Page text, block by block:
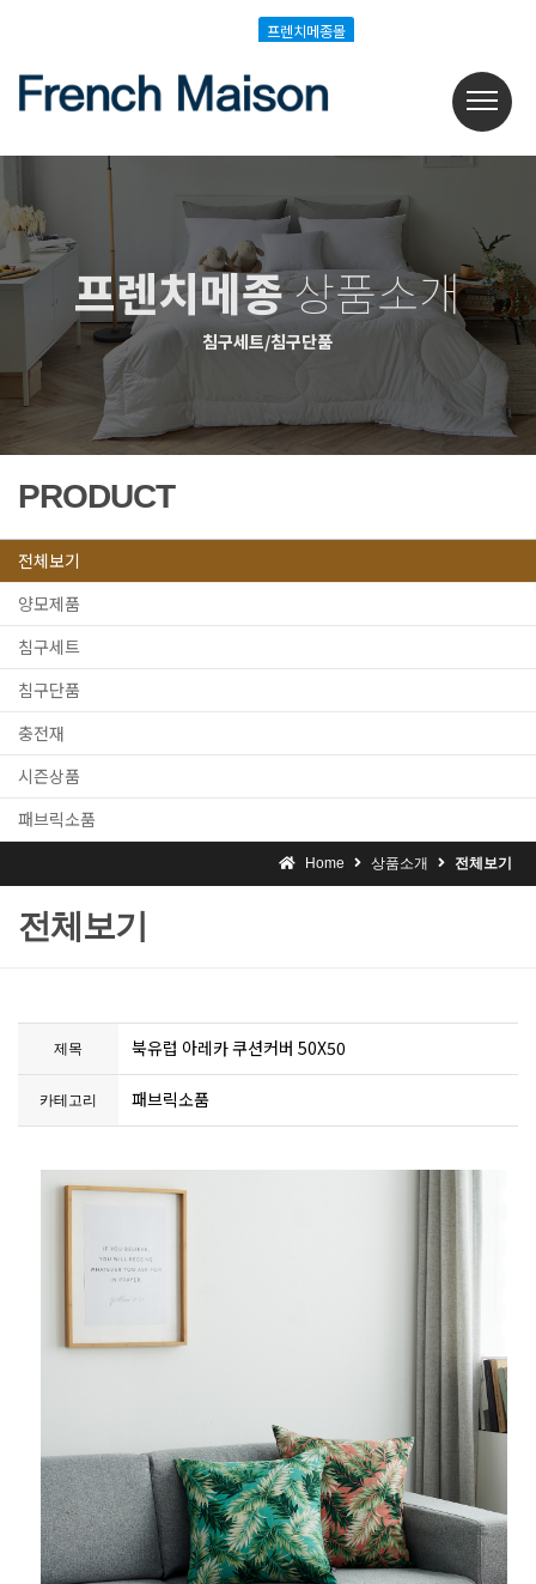
프렌치메종몰
프렌치메종상품소개
침구세트/침구단품
PRODUCT
전체보기
양모제품
침구세트
침구단품
충전재
시즌상품
패브릭소품
Home 상품소개 전체보기
전체보기
제목 북유럽 아레카 쿠션커버 50X50
카테고리 패브릭소품